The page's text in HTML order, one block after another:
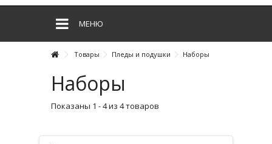
МЕНЮ
Товары Пледы и подушки Наборы
Наборы
Показаны 1 - 4 из 4 товаров